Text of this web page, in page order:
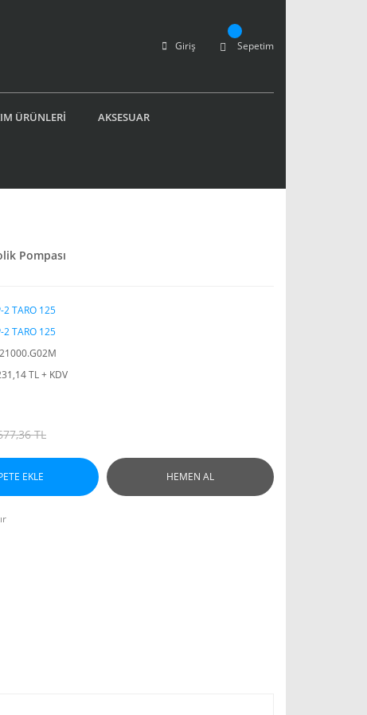
Giriş Sepetim
ÜRÜNLERİ AKSESUAR
Pompası
2 TARO 125
2 TARO 125
TL + KDV
TL
EKLE HEMEN AL